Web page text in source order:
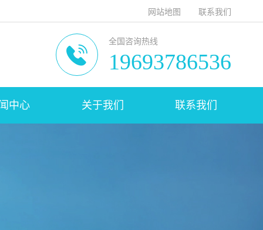
网站地图 联系我们
全国咨询热线
19693786536
中心 关于我们 联系我们